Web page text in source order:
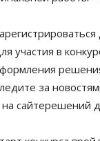
участия в
за
сайтерешений